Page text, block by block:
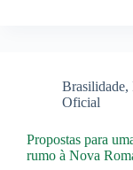
Brasilidade,
Oficial
Propostas para
rumo à Nova